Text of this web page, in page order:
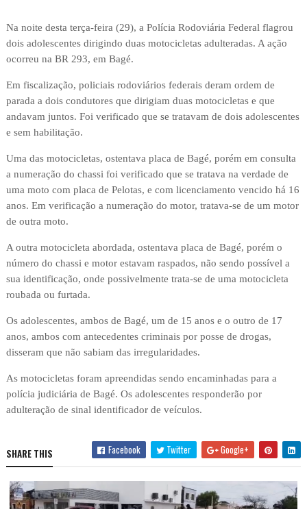
Na noite desta terça-feira (29), a Polícia Rodoviária Federal flagrou
dois adolescentes dirigindo duas motocicletas adulteradas. A ação
ocorreu na BR 293, em Bagé.
Em fiscalização, policiais rodoviários federais deram ordem de
parada a dois condutores que dirigiam duas motocicletas e que
andavam juntos. Foi verificado que se tratavam de dois adolescentes
e sem habilitação.
Uma das motocicletas, ostentava placa de Bagé, porém em consulta
a numeração do chassi foi verificado que se tratava na verdade de
uma moto com placa de Pelotas, e com licenciamento vencido há 16
anos. Em verificação a numeração do motor, tratava-se de um motor
de outra moto.
A outra motocicleta abordada, ostentava placa de Bagé, porém o
número do chassi e motor estavam raspados, não sendo possível a
sua identificação, onde possivelmente trata-se de uma motocicleta
roubada ou furtada.
Os adolescentes, ambos de Bagé, um de 15 anos e o outro de 17
anos, ambos com antecedentes criminais por posse de drogas,
disseram que não sabiam das irregularidades.
As motocicletas foram apreendidas sendo encaminhadas para a
polícia judiciária de Bagé. Os adolescentes responderão por
adulteração de sinal identificador de veículos.
SHARE THIS Facebook Twitter Google+